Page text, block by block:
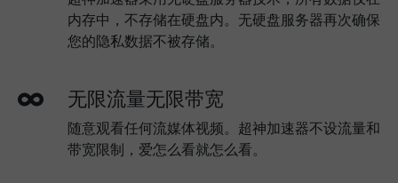
内存中，不存储在硬盘内。无硬盘服务器再次确保
您的隐私数据不被存储。
无限流量无限带宽
随意观看任何流媒体视频。超神加速器不设流量和
带宽限制，爱怎么看就怎么看。